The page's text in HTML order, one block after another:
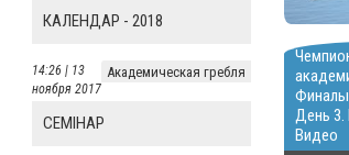
КАЛЕНДАР - 2018
Академическая гребля
14:26 | 13
ноября 2017
СЕМІНАР
День 3.
Видео